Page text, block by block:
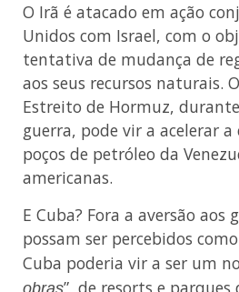
O Irã é atacado em ação
Unidos com Israel, com o
tentativa de mudança de
aos seus recursos naturais.
Estreito de Hormuz,
guerra, pode vir a acelerar a
poços de petróleo da
americanas.
E Cuba? Fora a aversão aos
possam ser percebidos como
Cuba poderia vir a ser um
obras”, de resorts e parques